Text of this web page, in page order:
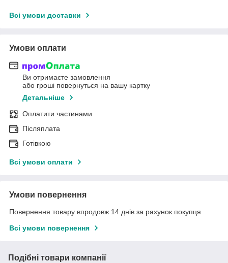
Всі умови доставки
Умови оплати
Ви отримаєте замовлення
або гроші повернуться на вашу картку
Детальніше
Оплатити частинами
Післяплата
Готівкою
Всі умови оплати
Умови повернення
Повернення товару впродовж 14 днів за рахунок покупця
Всі умови повернення
Подібні товари компанії